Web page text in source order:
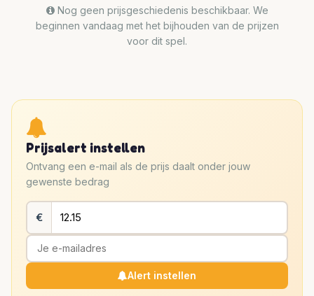
Nog geen prijsgeschiedenis beschikbaar. We
beginnen vandaag met het bijhouden van de prijzen
voor dit spel.
Prijsalert instellen
Ontvang een e-mail als de prijs daalt onder jouw
gewenste bedrag
€
Alert instellen